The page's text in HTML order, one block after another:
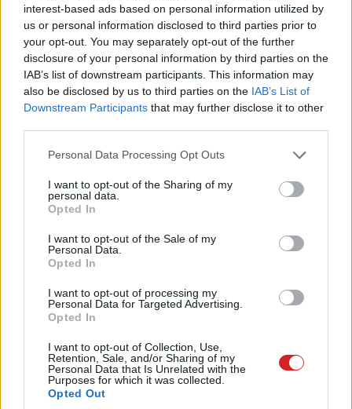
interest-based ads based on personal information utilized by
us or personal information disclosed to third parties prior to
your opt-out. You may separately opt-out of the further
disclosure of your personal information by third parties on the
IAB’s list of downstream participants. This information may
also be disclosed by us to third parties on the IAB’s List of
Downstream Participants that may further disclose it to other
Please note that this website/app uses one or more Google
not limited to your visit or usage behaviour. You may click to
grant or deny consent to Google and its third-party tags to
use your data for below specified purposes in below Google
consent section.
Personal Data Processing Opt Outs
I want to opt-out of the Sharing of my
personal data.
Opted In
I want to opt-out of the Sale of my
Personal Data.
Opted In
I want to opt-out of processing my
Personal Data for Targeted Advertising.
Opted In
I want to opt-out of Collection, Use,
Retention, Sale, and/or Sharing of my
Personal Data that Is Unrelated with the
Purposes for which it was collected.
Opted Out
betáplált infóinkhoz a továbbiakban is hozzáférhetünk,
de új jelszavakat vagy jegyzeteket már nem vihetünk fel.
Ezzel egy időben az automata kitöltés is megszűnik,
tehát a jelszavainkat a rendszer már nem fogja azonnal
beütni a szükséges helyekre.
Dropbox Passwords egésze elérhetetlenné válik. Ezután
senki nem férhet már hozzá semmihez, és a cég
közleménye szerint "biztonságos és végleges" takarítást
hajtanak végre, tehát mindent letörölnek. A Dropbox azt
javasolja, hogy addig a napig igyekezzünk kimenteni és
átvinni a cuccainkat a 1Passwordhöz vagy más
Ha valamelyikőtök a Dropbox Passwordsbe fektette
pár ajánlatunk alternatívákra.